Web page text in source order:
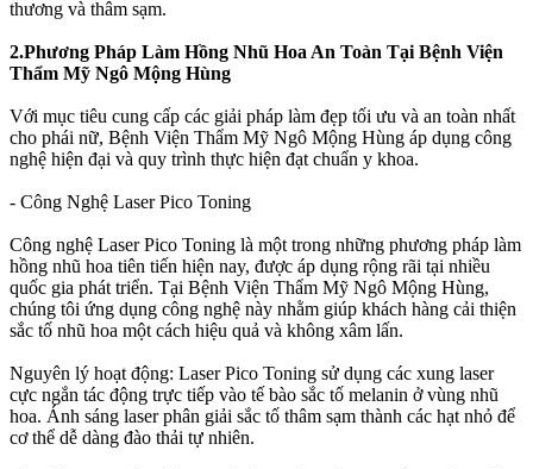
thương và thâm sạm.
2.Phương Pháp Làm Hồng Nhũ Hoa An Toàn Tại Bệnh Viện
Thẩm Mỹ Ngô Mộng Hùng
Với mục tiêu cung cấp các giải pháp làm đẹp tối ưu và an toàn nhất
cho phái nữ, Bệnh Viện Thẩm Mỹ Ngô Mộng Hùng áp dụng công
nghệ hiện đại và quy trình thực hiện đạt chuẩn y khoa.
- Công Nghệ Laser Pico Toning
Công nghệ Laser Pico Toning là một trong những phương pháp làm
hồng nhũ hoa tiên tiến hiện nay, được áp dụng rộng rãi tại nhiều
quốc gia phát triển. Tại Bệnh Viện Thẩm Mỹ Ngô Mộng Hùng,
chúng tôi ứng dụng công nghệ này nhằm giúp khách hàng cải thiện
sắc tố nhũ hoa một cách hiệu quả và không xâm lấn.
Nguyên lý hoạt động: Laser Pico Toning sử dụng các xung laser
cực ngắn tác động trực tiếp vào tế bào sắc tố melanin ở vùng nhũ
hoa. Ánh sáng laser phân giải sắc tố thâm sạm thành các hạt nhỏ để
cơ thể dễ dàng đào thải tự nhiên.